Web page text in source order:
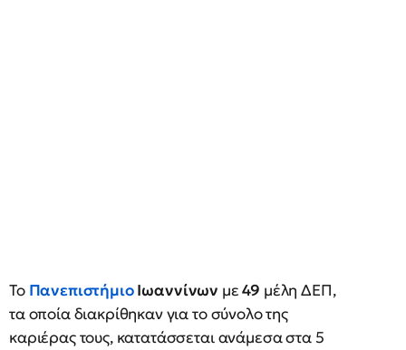
Το ΠανεπιστήμιοΙωαννίνων με49 μέλη ΔΕΠ,
τα οποία διακρίθηκαν για το σύνολο της
καριέρας τους, κατατάσσεται ανάμεσα στα 5